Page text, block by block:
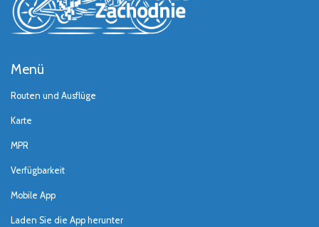
Menü
Routen und Ausflüge
Karte
MPR
Verfügbarkeit
Mobile App
Laden Sie die App herunter